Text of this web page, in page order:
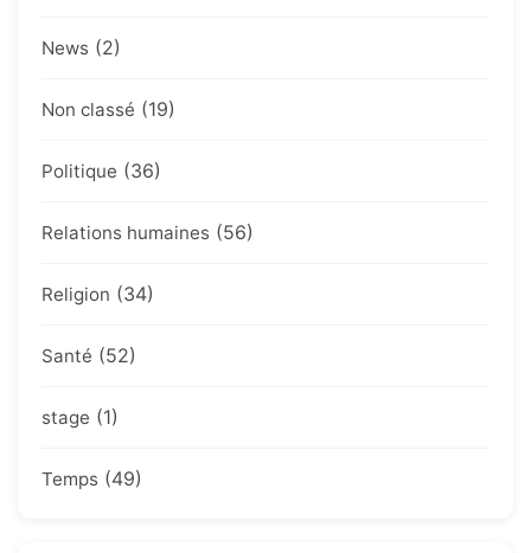
News (2)
Non classé (19)
Politique (36)
Relations humaines (56)
Religion (34)
Santé (52)
stage (1)
Temps (49)